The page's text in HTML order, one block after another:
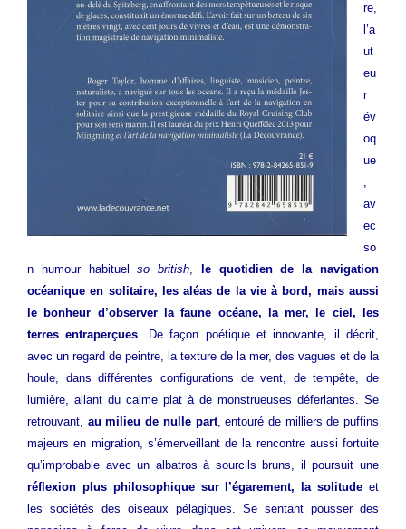
re,
l’a
ut
eu
r
év
oq
ue
,
av
ec
so
n humour habituelso british,
le quotidien de la navigation
océanique en solitaire, les aléas de la vie à bord, mais aussi
le bonheur d’observer la faune océane, la mer, le ciel, les
terres entraperçues. De façon poétique et innovante, il décrit,
avec un regard de peintre, la texture de la mer, des vagues et de la
houle, dans différentes configurations de vent, de tempête, de
lumière, allant du calme plat à de monstrueuses déferlantes. Se
retrouvant, au milieu de nulle part, entouré de milliers de puffins
majeurs en migration, s’émerveillant de la rencontre aussi fortuite
qu’improbable avec un albatros à sourcils bruns, il poursuit une
réflexion plus philosophique sur l’égarement, la solitude et
les sociétés des oiseaux pélagiques. Se sentant pousser des